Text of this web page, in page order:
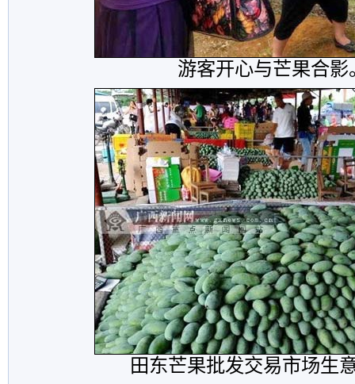
游客开心与芒果合影
田东芒果批发交易市场生